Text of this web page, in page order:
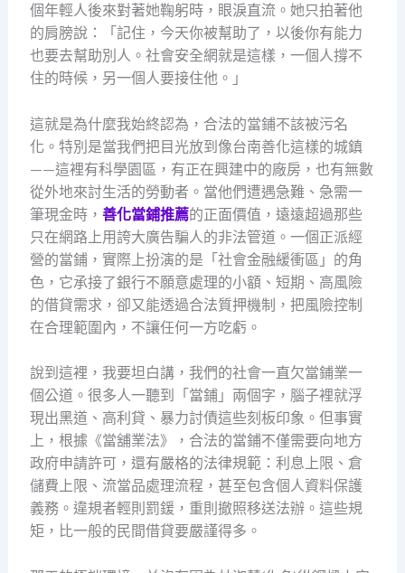
個年輕人後來對著她鞠躬時，眼淚直流。她只拍著他
的肩膀說：「記住，今天你被幫助了，以後你有能力
也要去幫助別人。社會安全網就是這樣，一個人撐不
住的時候，另一個人要接住他。」
這就是為什麼我始終認為，合法的當鋪不該被污名
化。特別是當我們把目光放到像台南善化這樣的城鎮
——這裡有科學園區，有正在興建中的廠房，也有無數
從外地來討生活的勞動者。當他們遭遇急難、急需一
筆現金時， 善化當鋪推薦的正面價值，遠遠超過那些
只在網路上用誇大廣告騙人的非法管道。一個正派經
營的當鋪，實際上扮演的是「社會金融緩衝區」的角
色，它承接了銀行不願意處理的小額、短期、高風險
的借貸需求，卻又能透過合法質押機制，把風險控制
在合理範圍內，不讓任何一方吃虧。
說到這裡，我要坦白講，我們的社會一直欠當鋪業一
個公道。很多人一聽到「當鋪」兩個字，腦子裡就浮
現出黑道、高利貸、暴力討債這些刻板印象。但事實
上，根據《當舖業法》，合法的當鋪不僅需要向地方
政府申請許可，還有嚴格的法律規範：利息上限、倉
儲費上限、流當品處理流程，甚至包含個人資料保護
義務。違規者輕則罰鍰，重則撤照移送法辦。這些規
矩，比一般的民間借貸要嚴謹得多。